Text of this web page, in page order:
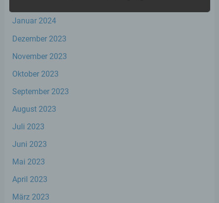
Januar 2024
Dezember 2023
November 2023
Oktober 2023
September 2023
August 2023
Juli 2023
Juni 2023
Mai 2023
April 2023
März 2023
b) betroffene Person
Betroffene Person ist jede identifizierte oder
personenbezogene Daten von dem für die
werden.
c) Verarbeitung
automatisierter Verfahren ausgeführte
Organisation, das Ordnen, die Speicherung,
Auslesen, das Abfragen, die Verwendung,